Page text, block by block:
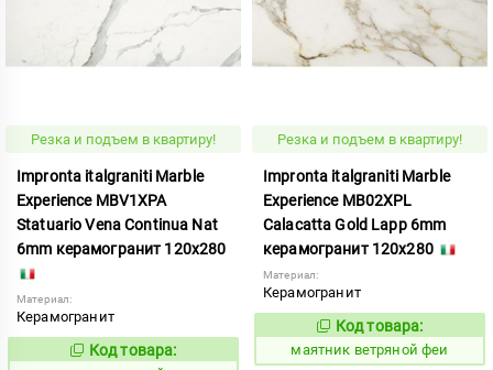
Резка и подъем в квартиру!
Impronta italgraniti Marble
Experience MBV1XPA
Statuario Vena Continua Nat
6mm керамогранит 120x280
Материал:
Керамогранит
923360
Код товара:
Резка и подъем в квартиру!
Impronta italgraniti Marble
Experience MB02XPL
Calacatta Gold Lapp 6mm
керамогранит 120x280
Материал:
Керамогранит
923363
Код товара:
маятник ветряной феи